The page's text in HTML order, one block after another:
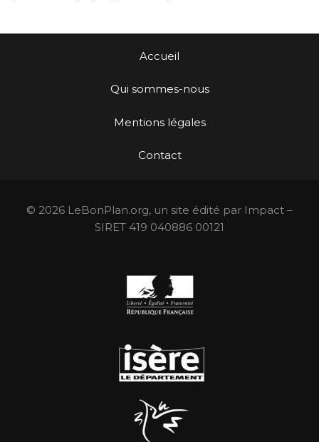
Accueil
Qui sommes-nous
Mentions légales
Contact
© 2026 LeBonPlan.org, un site édité par Impact –
SIRET 419 040886 00121